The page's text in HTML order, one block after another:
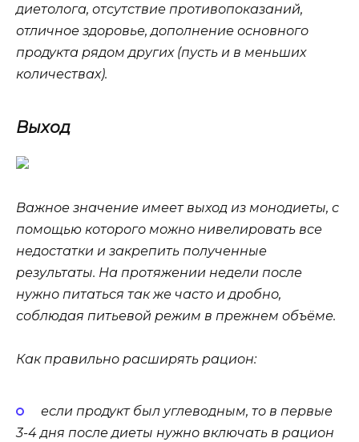
диетолога, отсутствие противопоказаний,
отличное здоровье, дополнение основного
продукта рядом других (пусть и в меньших
количествах).
Выход
Важное значение имеет выход из монодиеты, с
помощью которого можно нивелировать все
недостатки и закрепить полученные
результаты. На протяжении недели после
нужно питаться так же часто и дробно,
соблюдая питьевой режим в прежнем объёме.
Как правильно расширять рацион:
если продукт был углеводным, то в первые
3-4 дня после диеты нужно включать в рацион